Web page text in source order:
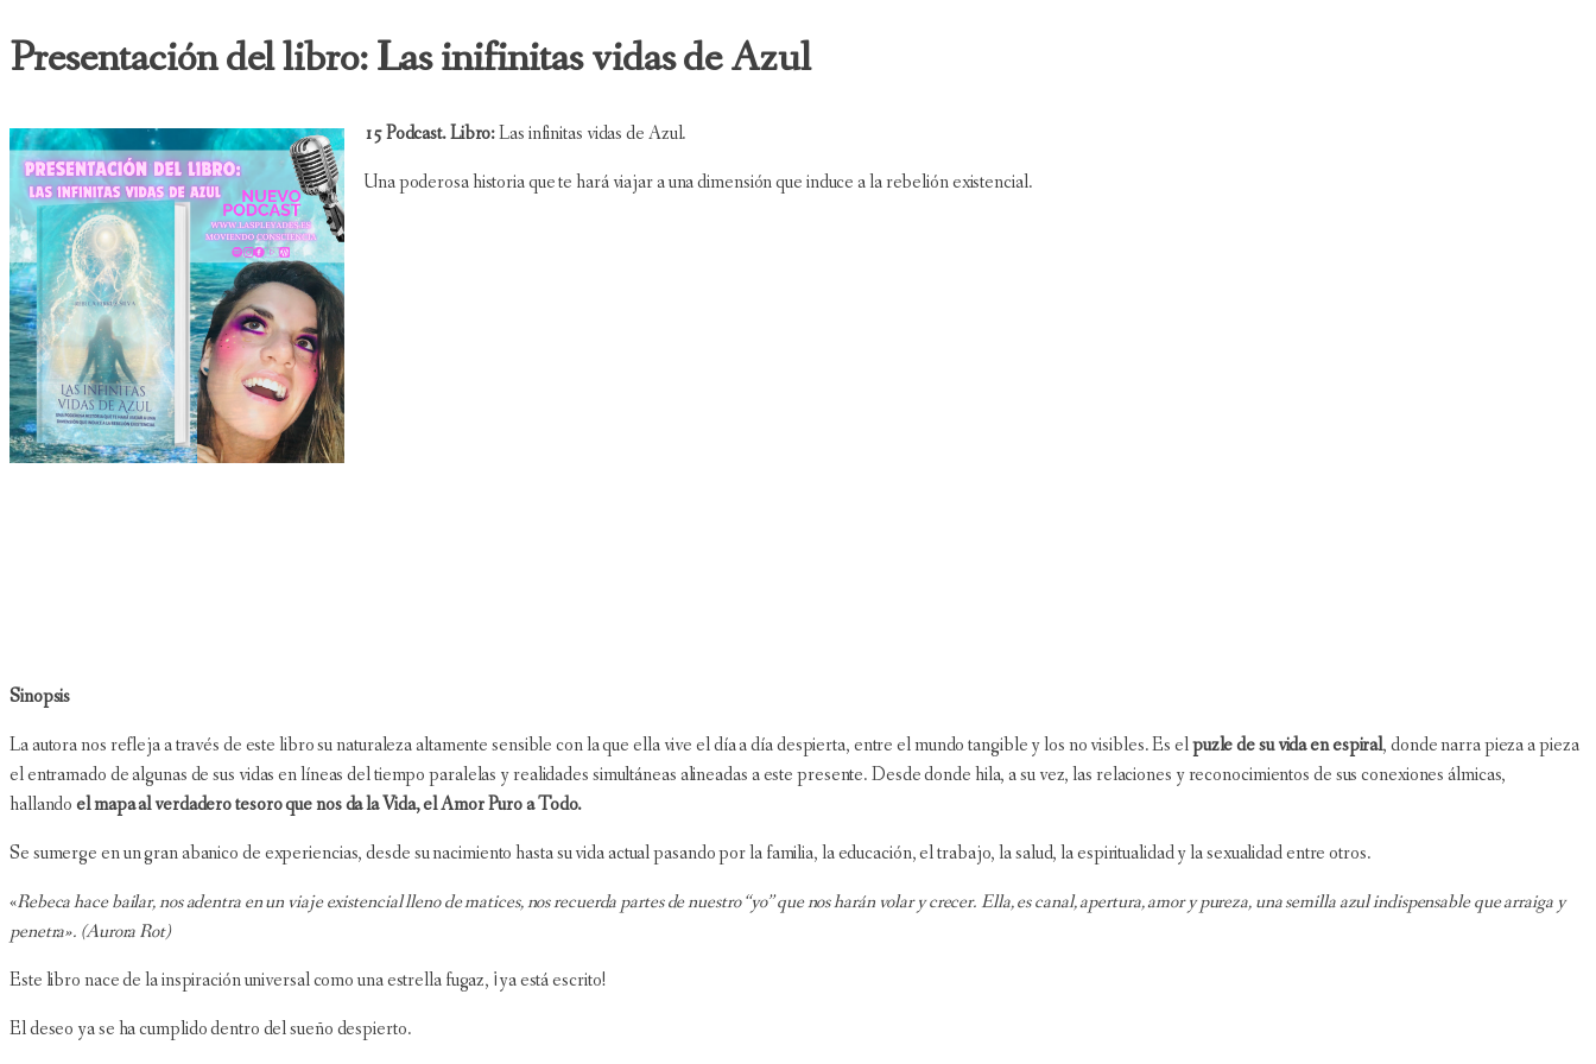
Presentación del libro: Las inifinitas vidas de Azul
15 Podcast. Libro:Las infinitas vidas de Azul.
Una poderosa historia que te hará viajar a una dimensión que induce a la rebelión existencial.
Sinopsis
La autora nos refleja a través de este libro su naturaleza altamente sensible con la que ella vive el día a día despierta, entre el mundo tangible y los no visibles. Es elpuzle de su vida en espiral, donde narra pieza a pieza
el entramado de algunas de sus vidas en líneas del tiempo paralelas y realidades simultáneas alineadas a este presente. Desde donde hila, a su vez, las relaciones y reconocimientos de sus conexiones álmicas,
hallandoel mapa al verdadero tesoro que nos da la Vida, el Amor Puro a Todo.
Se sumerge en un gran abanico de experiencias, desde su nacimiento hasta su vida actual pasando por la familia, la educación, el trabajo, la salud, la espiritualidad y la sexualidad entre otros.
«Rebeca hace bailar, nos adentra en un viaje existencial lleno de matices, nos recuerda partes de nuestro “yo” que nos harán volar y crecer. Ella, es canal, apertura, amor y pureza, una semilla azul indispensable que arraiga y
penetra». (Aurora Rot)
Este libro nace de la inspiración universal como una estrella fugaz, ¡ya está escrito!
El deseo ya se ha cumplido dentro del sueño despierto.